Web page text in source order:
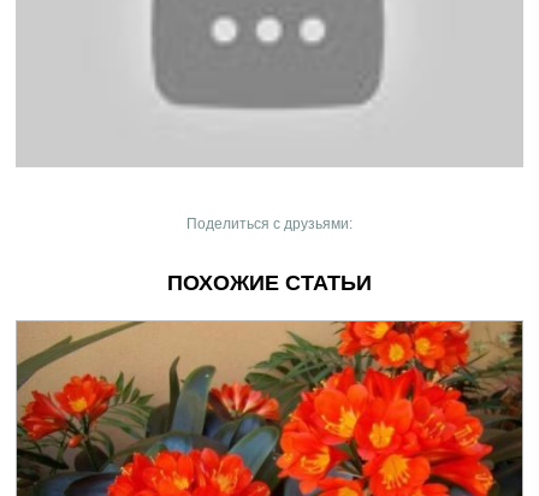
Поделиться с друзьями:
ПОХОЖИЕ СТАТЬИ